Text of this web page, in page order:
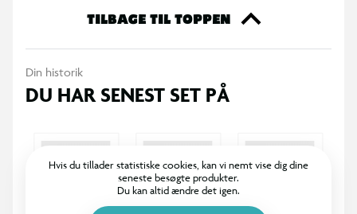
TILBAGE TIL TOPPEN
Din historik
DU HAR SENEST SET PÅ
Hvis du tillader statistiske cookies, kan vi nemt vise dig dine
seneste besøgte produkter.
Du kan altid ændre det igen.